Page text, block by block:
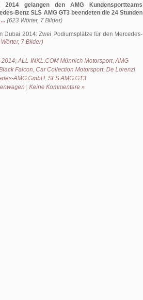
gelangen den AMG Kundensportteams
Benz SLS AMG GT3 beendeten die 24 Stunden
(623 Wörter, 7 Bilder)
Dubai 2014: Zwei Podiumsplätze für den Mercedes-
7 Bilder)
,ALL-INKL.COM Münnich Motorsport,AMG
Falcon, Car Collection Motorsport, De Lorenzi
AMG GmbH, SLS AMG GT3
Keine Kommentare »